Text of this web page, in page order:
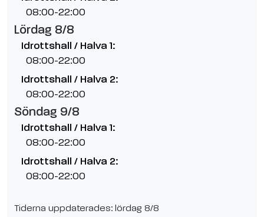
08:00-22:00
Lördag 8/8
Idrottshall / Halva 1:
08:00-22:00
Idrottshall / Halva 2:
08:00-22:00
Söndag 9/8
Idrottshall / Halva 1:
08:00-22:00
Idrottshall / Halva 2:
08:00-22:00
Tiderna uppdaterades: lördag 8/8